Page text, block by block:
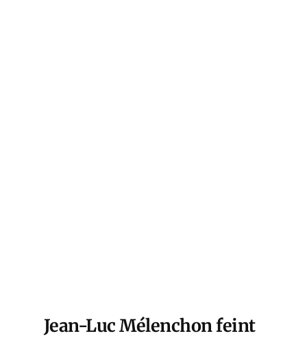
Jean-Luc Mélenchon feint